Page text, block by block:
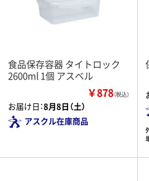
食品保存容器 タイトロック
2600ml 1個 アスベル
￥878（税込）
お届け日：8月8日（土）
アスクル在庫商品